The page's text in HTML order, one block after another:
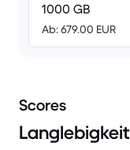
1000 GB
Ab: 679.00 EUR
Scores
Langlebigkeit